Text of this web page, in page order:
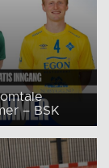
– BSK